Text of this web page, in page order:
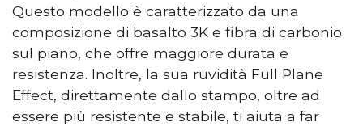
Questo modello è caratterizzato da una
composizione di basalto 3K e fibra di carbonio
sul piano, che offre maggiore durata e
resistenza. Inoltre, la sua ruvidità Full Plane
Effect, direttamente dallo stampo, oltre ad
essere più resistente e stabile, ti aiuta a far